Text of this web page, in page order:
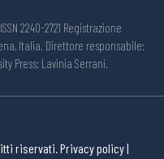
2240-2721 Registrazione
Italia. Direttore responsabile:
Press: Lavinia Serrani.
riservati. Privacy policy|